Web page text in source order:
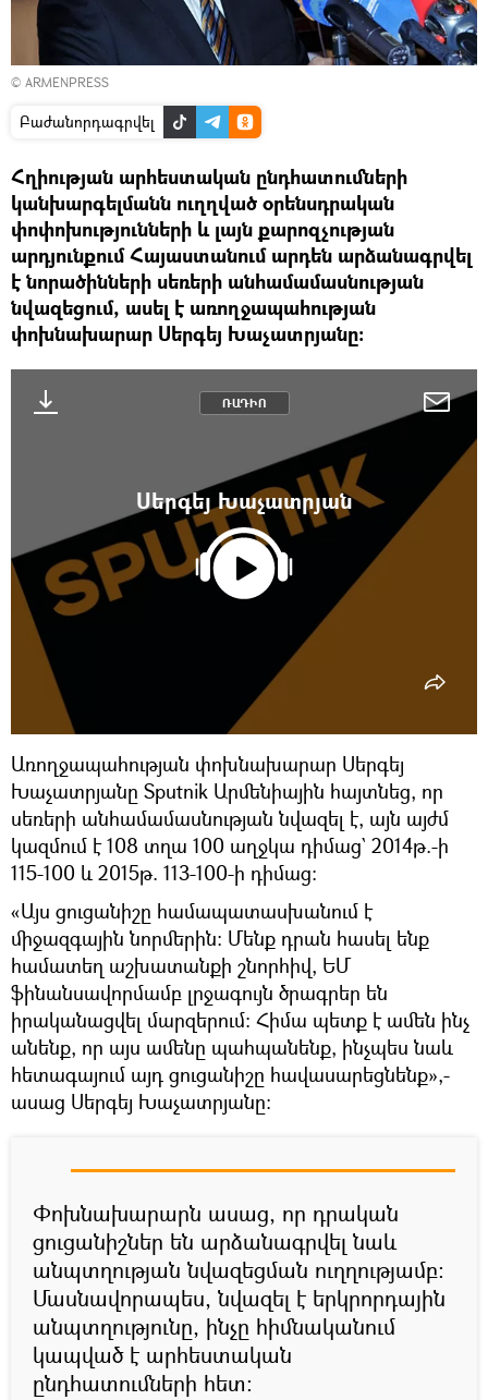
© ARMENPRESS
Բաժանորդագրվել
Հղիության արհեստական ընդհատումների
կանխարգելմանն ուղղված օրենսդրական
փոփոխությունների և լայն քարոզչության
արդյունքում Հայաստանում արդեն արձանագրվել
է նորածինների սեռերի անհամամասնության
նվազեցում, ասել է առողջապահության
փոխնախարար Սերգեյ Խաչատրյանը։
ՌԱԴԻՈ
Սերգեյ Խաչատրյան
Առողջապահության փոխնախարար Սերգեյ
Խաչատրյանը Sputnik Արմենիային հայտնեց, որ
սեռերի անհամամասնության նվազել է, այն այժմ
կազմում է 108 տղա 100 աղջկա դիմաց` 2014թ.-ի
115-100 և 2015թ. 113-100-ի դիմաց:
«Այս ցուցանիշը համապատասխանում է
միջազգային նորմերին: Մենք դրան հասել ենք
համատեղ աշխատանքի շնորհիվ, ԵՄ
ֆինանսավորմամբ լրջագույն ծրագրեր են
իրականացվել մարզերում: Հիմա պետք է ամեն ինչ
անենք, որ այս ամենը պահպանենք, ինչպես նաև
հետագայում այդ ցուցանիշը հավասարեցնենք»,-
ասաց Սերգեյ Խաչատրյանը:
Փոխնախարարն ասաց, որ դրական
ցուցանիշներ են արձանագրվել նաև
անպտղության նվազեցման ուղղությամբ:
Մասնավորապես, նվազել է երկրորդային
անպտղությունը, ինչը հիմնականում
կապված է արհեստական
ընդհատումների հետ: